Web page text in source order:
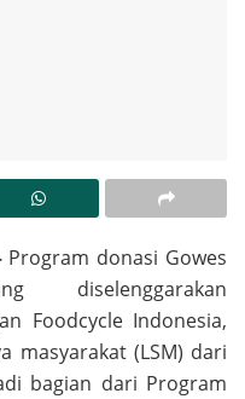
Program donasi Gowes
diselenggarakan
Foodcycle Indonesia,
masyarakat (LSM) dari
bagian dari Program